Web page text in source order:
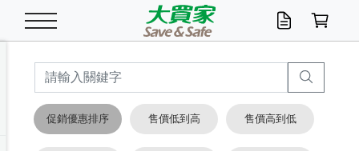
米/五穀/濃湯 米/糙米
食用油
包麵
魚罐
休閒零嘴 初一十五拜拜懶
餅乾
糖果/蜜餞/果凍
茶飲料
養生保健/常備品 雞精/飲品
奶粉
綠茶
即溶咖啡
沐浴乳香皂 沐浴乳
洗髮/護髮
牙 刷
潔顏產品
臉部保養
鍋具/飲水/廚房 鍋具/餐具
掃除/清潔用具
寢具/家具
寵物食品
衛生紙/濕巾 抽取衛生紙/濕巾
洗衣精
廚房/餐具清潔
衛生棉
箱購免運區
廚房家電 料理鍋具
除濕/清淨機
除塵家電
電腦周邊
文具/辦公用品 文具用品
機車/腳踏車百貨
戶外/休閒用品
服飾內著
冷凍免運 生鮮食品
食品免運
季節活動
促銷優惠排序 售價低到高 售價高到低